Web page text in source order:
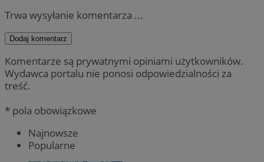
Trwa wysyłanie komentarza ...
Dodaj komentarz
Komentarze są prywatnymi opiniami użytkowników.
Wydawca portalu nie ponosi odpowiedzialności za
treść.
* pola obowiązkowe
Najnowsze
Popularne